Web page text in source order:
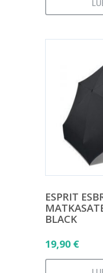
ESPRIT
BLACK
19,90 €